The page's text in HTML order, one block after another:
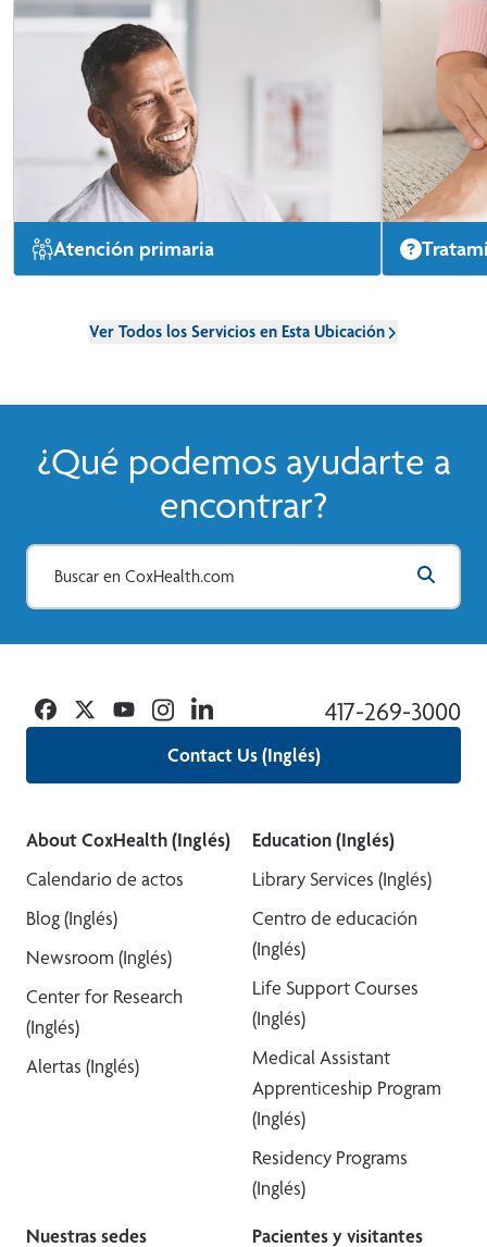
Atención primaria
Ver Todos los Servicios en Esta Ubicación
¿Qué podemos ayudarte a
encontrar?
Contact Us (Inglés)
417-269-3000
Facebook
TwitterYouTubeInstagramLinkedin
About CoxHealth (Inglés)
Calendario de actos
Blog (Inglés)
Newsroom (Inglés)
Center for Research
(Inglés)
Alertas (Inglés)
Education (Inglés)
Library Services (Inglés)
Centro de educación
(Inglés)
Life Support Courses
(Inglés)
Medical Assistant
Apprenticeship Program
(Inglés)
Residency Programs
(Inglés)
Nuestras sedes Pacientes y visitantes